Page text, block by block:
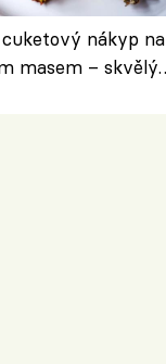
nákyp na
masem – skvělý
přerostlé